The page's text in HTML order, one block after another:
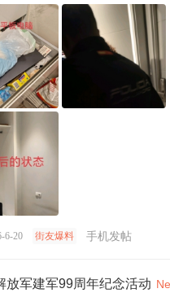
6-20 街友爆料 手机发帖
放军建军99周年纪念活动